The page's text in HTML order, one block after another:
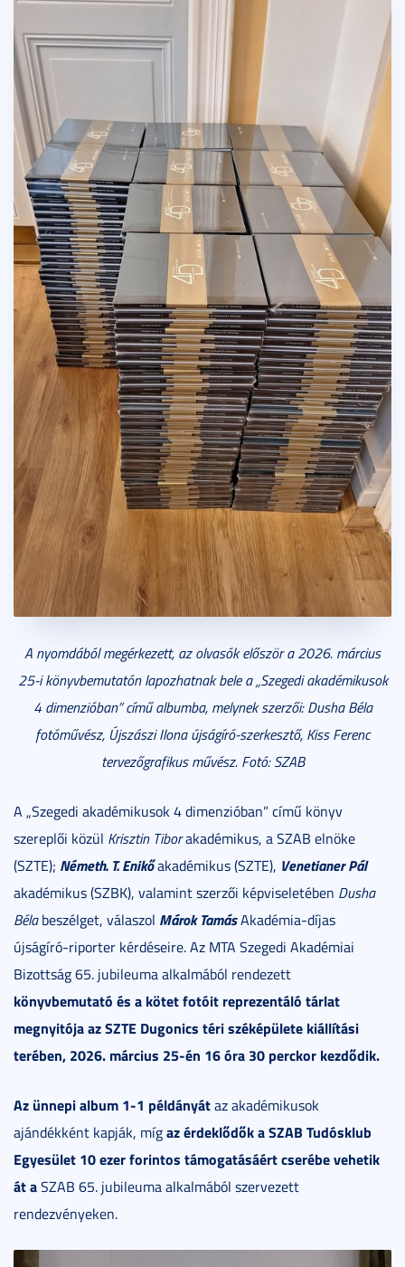
A nyomdából megérkezett, az olvasók először a 2026. március
25-i könyvbemutatón lapozhatnak bele a „Szegedi akadémikusok
4 dimenzióban” című albumba, melynek szerzői: Dusha Béla
fotóművész, Újszászi Ilona újságíró-szerkesztő, Kiss Ferenc
tervezőgrafikus művész. Fotó: SZAB
A „Szegedi akadémikusok 4 dimenzióban” című könyv
szereplői közül Krisztin Tiborakadémikus, a SZAB elnöke
(SZTE); Németh. T. Enikőakadémikus (SZTE), Venetianer Pál
akadémikus (SZBK), valamint szerzői képviseletében Dusha
Bélabeszélget, válaszol Márok TamásAkadémia-díjas
újságíró-riporter kérdéseire. Az MTA Szegedi Akadémiai
Bizottság 65. jubileuma alkalmából rendezett
könyvbemutató és a kötet fotóit reprezentáló tárlat
megnyitója az SZTE Dugonics téri széképülete kiállítási
terében, 2026. március 25-én 16 óra 30 perckor kezdődik.
Az ünnepi album 1-1 példányátaz akadémikusok
ajándékként kapják, mígaz érdeklődők a SZAB Tudósklub
Egyesület 10 ezer forintos támogatásáért cserébe vehetik
át aSZAB 65. jubileuma alkalmából szervezett
rendezvényeken.